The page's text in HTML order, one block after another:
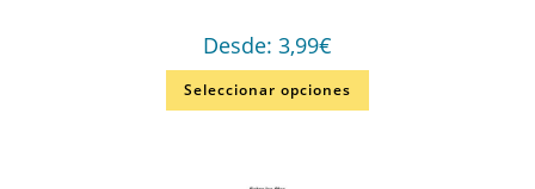
Desde: 3,99€
Seleccionar opciones